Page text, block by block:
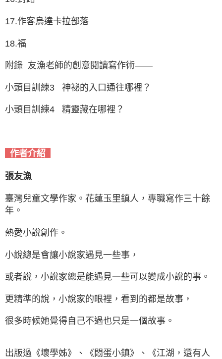
17.作客烏達卡拉部落
18.福
附錄 友漁老師的創意閱讀寫作術——
小頭目訓練3 神祕的入口通往哪裡？
小頭目訓練4 精靈藏在哪裡？
作者介紹
張友漁
臺灣兒童文學作家。花蓮玉里鎮人，專職寫作三十餘
年。
熱愛小說創作。
小說總是會讓小說家遇見一些事，
或者說，小說家總是能遇見一些可以變成小說的事。
更精準的說，小說家的眼裡，看到的都是故事，
很多時候她覺得自己不過也只是一個故事。
出版過《壞學姊》、《悶蛋小鎮》、《江湖，還有人